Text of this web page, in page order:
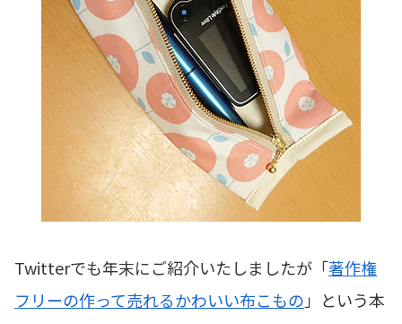
Twitterでも年末にご紹介いたしましたが「著作権
フリーの作って売れるかわいい布こもの 」という本